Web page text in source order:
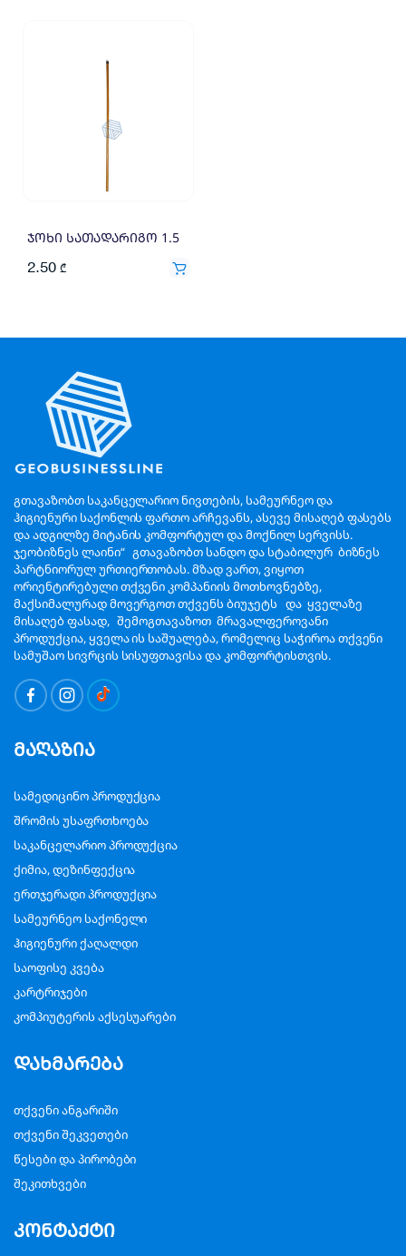
ჯოხი სათადარიგო 1.5
2.50 ₾
გთავაზობთ საკანცელარიო ნივთების, სამეურნეო და
ჰიგიენური საქონლის ფართო არჩევანს, ასევე მისაღებ ფასებს
და ადგილზე მიტანის კომფორტულ და მოქნილ სერვისს.
ჯეობიზნეს ლაინი“ გთავაზობთ სანდო და სტაბილურ ბიზნეს
პარტნიორულ ურთიერთობას. მზად ვართ, ვიყოთ
ორიენტირებული თქვენი კომპანიის მოთხოვნებზე,
მაქსიმალურად მოვერგოთ თქვენს ბიუჯეტს და ყველაზე
მისაღებ ფასად, შემოგთავაზოთ მრავალფეროვანი
პროდუქცია, ყველა ის საშუალება, რომელიც საჭიროა თქვენი
სამუშაო სივრცის სისუფთავისა და კომფორტისთვის.
მაღაზია
სამედიცინო პროდუქცია
შრომის უსაფრთხოება
საკანცელარიო პროდუქცია
ქიმია, დეზინფექცია
ერთჯერადი პროდუქცია
სამეურნეო საქონელი
ჰიგიენური ქაღალდი
საოფისე კვება
კარტრიჯები
კომპიუტერის აქსესუარები
დახმარება
თქვენი ანგარიში
თქვენი შეკვეთები
წესები და პირობები
შეკითხვები
კონტაქტი